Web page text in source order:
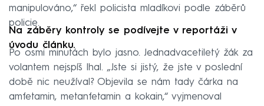
manipulováno,“ řekl policista mladíkovi podle záběrů
policie.
Na záběry kontroly se podívejte v reportáži v
úvodu článku.
Po osmi minutách bylo jasno. Jednadvacetiletý žák za
volantem nejspíš lhal. „Jste si jistý, že jste v poslední
době nic neužíval? Objevila se nám tady čárka na
amfetamin, metanfetamin a kokain,“ vyjmenoval